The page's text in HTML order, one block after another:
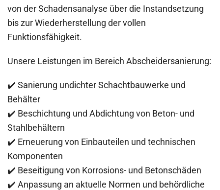
von der Schadensanalyse über die Instandsetzung
bis zur Wiederherstellung der vollen
Funktionsfähigkeit.
Unsere Leistungen im Bereich Abscheidersanierung:
✔️ Sanierung undichter Schachtbauwerke und
Behälter
✔️ Beschichtung und Abdichtung von Beton- und
Stahlbehältern
✔️ Erneuerung von Einbauteilen und technischen
Komponenten
✔️ Beseitigung von Korrosions- und Betonschäden
✔️ Anpassung an aktuelle Normen und behördliche